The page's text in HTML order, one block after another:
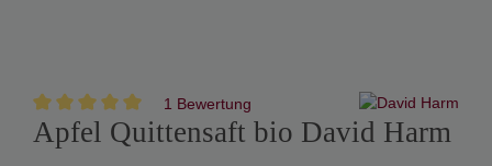
1 Bewertung
Apfel Quittensaft bio David Harm